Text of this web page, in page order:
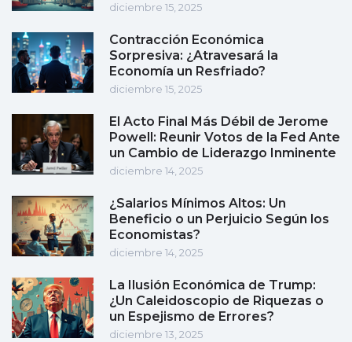
diciembre 15, 2025
Contracción Económica
Sorpresiva: ¿Atravesará la
Economía un Resfriado?
diciembre 15, 2025
El Acto Final Más Débil de Jerome
Powell: Reunir Votos de la Fed Ante
un Cambio de Liderazgo Inminente
diciembre 14, 2025
¿Salarios Mínimos Altos: Un
Beneficio o un Perjuicio Según los
Economistas?
diciembre 14, 2025
La Ilusión Económica de Trump:
¿Un Caleidoscopio de Riquezas o
un Espejismo de Errores?
diciembre 13, 2025